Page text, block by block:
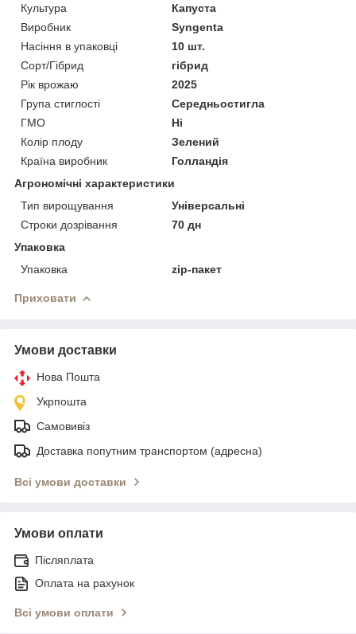
Культура
Капуста
Виробник
Syngenta
Насіння в упаковці
10 шт.
Сорт/Гібрид
гібрид
Рік врожаю
2025
Група стиглості
Середньостигла
ГМО
Ні
Колір плоду
Зелений
Країна виробник
Голландія
Агрономічні характеристики
Тип вирощування
Універсальні
Строки дозрівання
70 дн
Упаковка
Упаковка
zip-пакет
Приховати
Умови доставки
Нова Пошта
Укрпошта
Самовивіз
Доставка попутним транспортом (адресна)
Всі умови доставки
Умови оплати
Післяплата
Оплата на рахунок
Всі умови оплати